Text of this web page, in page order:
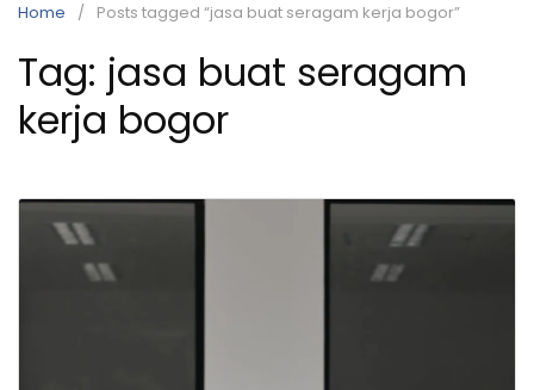
Home Posts tagged “jasa buat seragam kerja bogor”
Tag: jasa buat seragam
kerja bogor